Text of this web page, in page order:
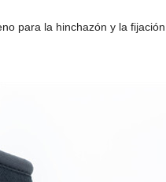
para la hinchazón y la fijación.